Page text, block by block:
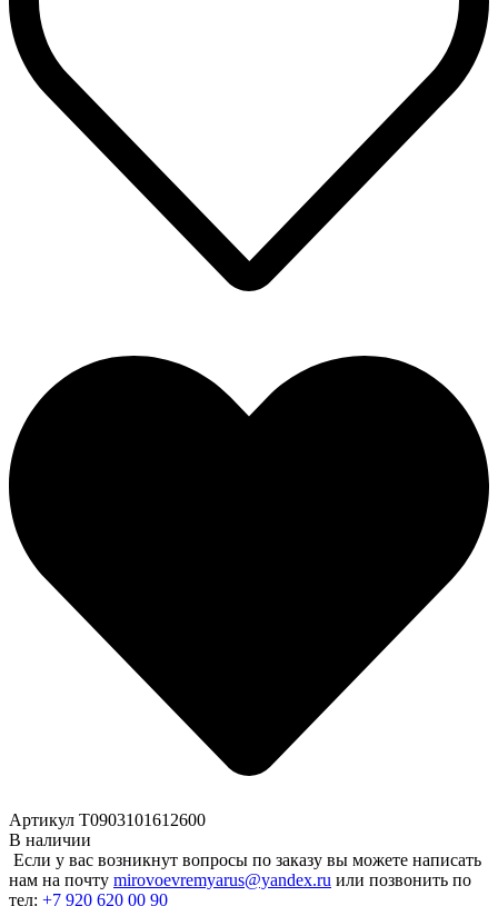
Артикул T0903101612600
В наличии
Если у вас возникнут вопросы по заказу вы можете написать
нам на почту mirovoevremyarus@yandex.ru или позвонить по
тел: +7 920 620 00 90